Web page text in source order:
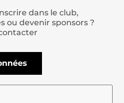
dans le club,
ou devenir sponsors ?